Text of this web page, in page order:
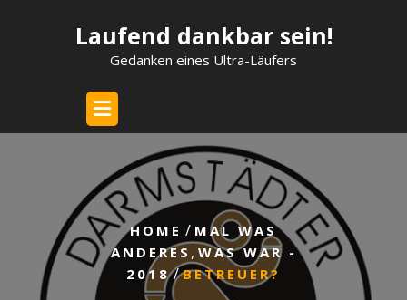
Laufend dankbar sein!
Gedanken eines Ultra-Läufers
HOME / MAL WAS
ANDERES , WAS WAR -
2018/BETREUER?